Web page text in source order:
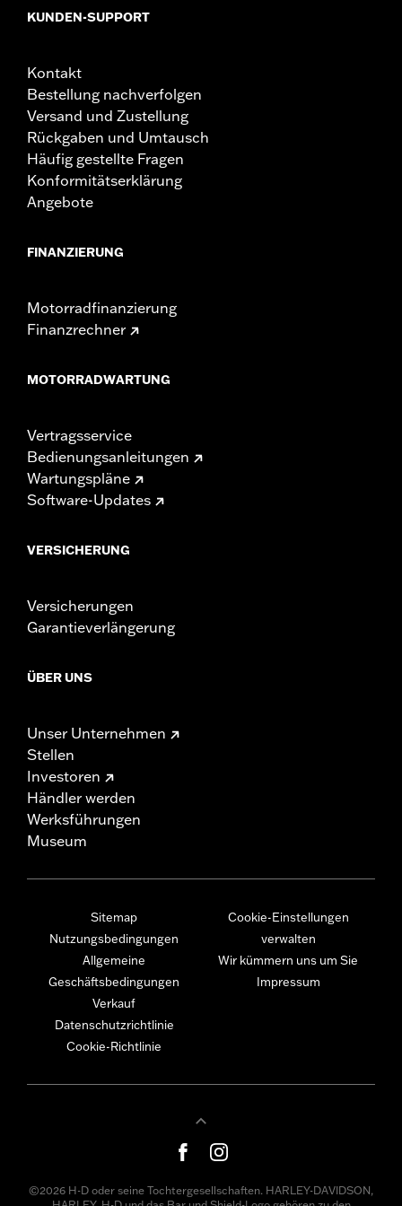
KUNDEN-SUPPORT
Kontakt
Bestellung nachverfolgen
Versand und Zustellung
Rückgaben und Umtausch
Häufig gestellte Fragen
Konformitätserklärung
Angebote
FINANZIERUNG
Motorradfinanzierung
Finanzrechner
MOTORRADWARTUNG
Vertragsservice
Bedienungsanleitungen
Wartungspläne
Software-Updates
VERSICHERUNG
Versicherungen
Garantieverlängerung
ÜBER UNS
Unser Unternehmen
Stellen
Investoren
Händler werden
Werksführungen
Museum
Sitemap
Nutzungsbedingungen
Allgemeine
Geschäftsbedingungen
Verkauf
Datenschutzrichtlinie
Cookie-Richtlinie
Cookie-Einstellungen
verwalten
Wir kümmern uns um Sie
Impressum
©2026 H-D oder seine Tochtergesellschaften. HARLEY-DAVIDSON,